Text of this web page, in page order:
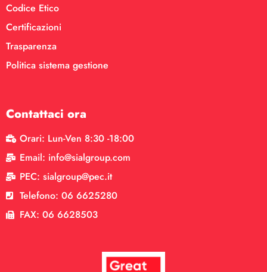
Codice Etico
Certificazioni
Trasparenza
Politica sistema gestione
Contattaci ora
Orari: Lun-Ven 8:30 -18:00
Email: info@sialgroup.com
PEC: sialgroup@pec.it
Telefono: 06 6625280
FAX: 06 6628503